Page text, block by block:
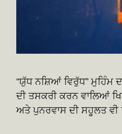
“ਯੁੱਧ ਨਸ਼ਿਆਂ ਵਿਰੁੱਧ” ਮੁਹਿੰਮ
ਦੀ ਤਸਕਰੀ ਕਰਨ ਵਾਲਿਆਂ
ਅਤੇ ਪੁਨਰਵਾਸ ਦੀ ਸਹੂਲਤ ਵੀ